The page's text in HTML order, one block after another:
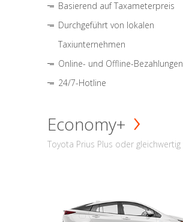
Basierend auf Taxameterpreis
Durchgeführt von lokalen
Taxiunternehmen
Online- und Offline-Bezahlungen
24/7-Hotline
Economy+
Toyota Prius Plus oder gleichwertig